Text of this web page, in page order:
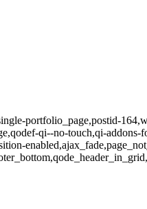
portfolio_page,postid-
qi--no-touch,qi-